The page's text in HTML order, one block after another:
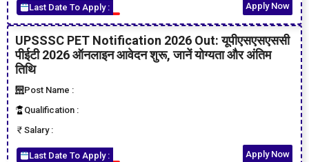
Last Date To Apply : Apply Now
UPSSSC PET Notification 2026 Out: यूपीएसएसएससी
पीईटी 2026 ऑनलाइन आवेदन शुरू, जानें योग्यता और अंतिम
तिथि
Post Name :
Qualification :
Salary :
Last Date To Apply : Apply Now